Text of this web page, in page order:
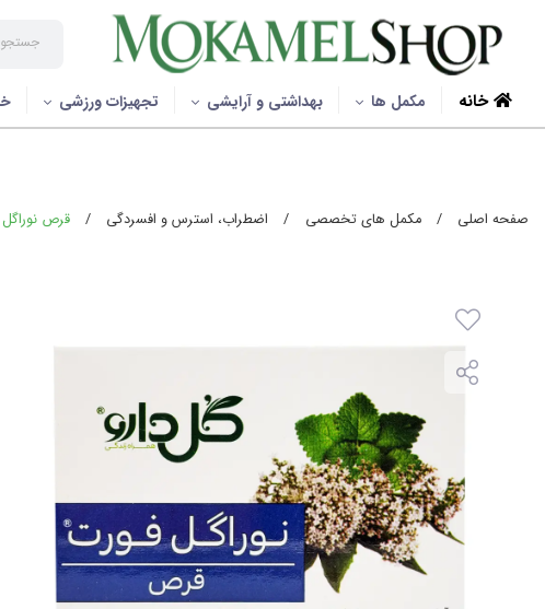
خانه مکمل ها بهداشتی و آرایشی تجهیزات ورزشی
صفحه اصلی / مکمل های تخصصی / اضطراب، استرس و افسردگی / قرص نوراگل